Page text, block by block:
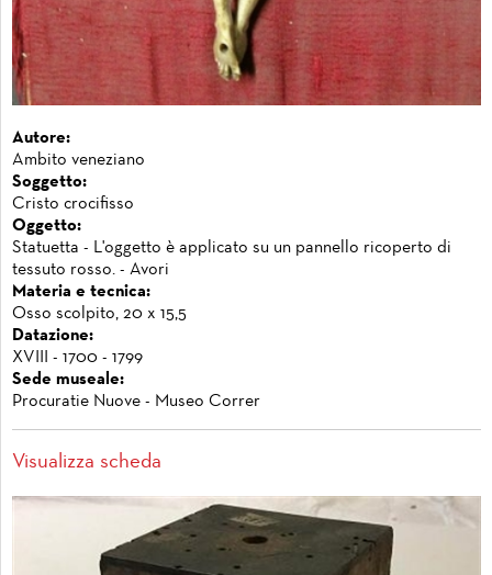
Autore:
Ambito veneziano
Soggetto:
Cristo crocifisso
Oggetto:
Statuetta - L'oggetto è applicato su un pannello ricoperto di
tessuto rosso. - Avori
Materia e tecnica:
Osso scolpito, 20 x 15,5
Datazione:
XVIII - 1700 - 1799
Sede museale:
Procuratie Nuove - Museo Correr
Visualizza scheda